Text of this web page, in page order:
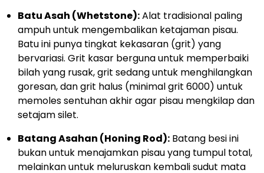
Batu Asah (Whetstone):Alat tradisional paling
ampuh untuk mengembalikan ketajaman pisau.
Batu ini punya tingkat kekasaran (grit) yang
bervariasi. Grit kasar berguna untuk memperbaiki
bilah yang rusak, grit sedang untuk menghilangkan
goresan, dan grit halus (minimal grit 6000) untuk
memoles sentuhan akhir agar pisau mengkilap dan
setajam silet.
Batang Asahan (Honing Rod): Batang besi ini
bukan untuk menajamkan pisau yang tumpul total,
melainkan untuk meluruskan kembali sudut mata